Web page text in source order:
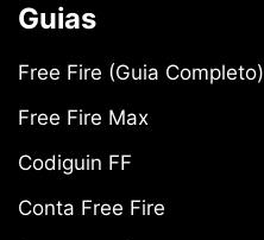
Guias
Free Fire (Guia Completo)
Free Fire Max
Codiguin FF
Conta Free Fire